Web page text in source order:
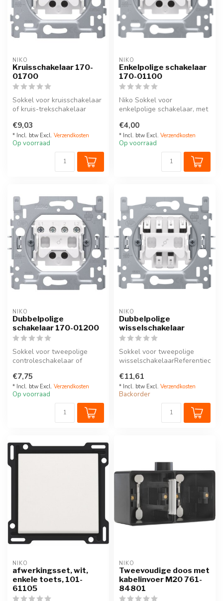
NIKO
Kruisschakelaar 170-
01700
Sokkel voor kruisschakelaar
of kruis-trekschakelaar
€9,03
* Incl. btw Excl. Verzendkosten
Op voorraad
NIKO
Enkelpolige schakelaar
170-01100
Niko Sokkel voor
enkelpolige schakelaar, met
referentie...
€4,00
* Incl. btw Excl. Verzendkosten
Op voorraad
NIKO
Dubbelpolige
schakelaar 170-01200
Sokkel voor tweepolige
controleschakelaar of
Referen...
€7,75
* Incl. btw Excl. Verzendkosten
Op voorraad
NIKO
Dubbelpolige
wisselschakelaar
Sokkel voor tweepolige
€11,61
* Incl. btw Excl. Verzendkosten
Backorder
NIKO
afwerkingsset, wit,
enkele toets, 101-
61105
NIKO
Tweevoudige doos met
kabelinvoer M20 761-
84801